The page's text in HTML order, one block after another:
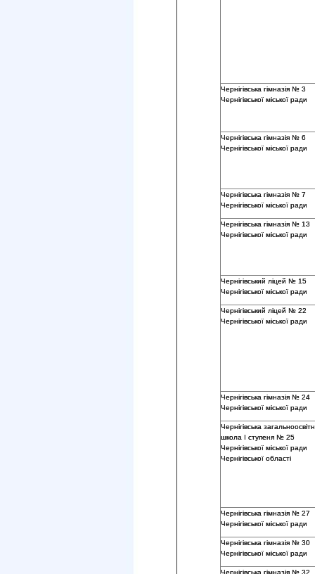
Чернігівська гімназія № 3
Чернігівської міської ради
Чернігівська гімназія № 6
Чернігівської міської ради
Чернігівська гімназія № 7
Чернігівської міської ради
Чернігівська гімназія № 13
Чернігівської міської ради
Чернігівський ліцей № 15
Чернігівської міської ради
Чернігівський ліцей № 22
Чернігівської міської ради
Чернігівська гімназія № 24
Чернігівської міської ради
Чернігівська
школа І ступеня № 25
Чернігівської міської ради
Чернігівської області
Чернігівська гімназія № 27
Чернігівської міської ради
Чернігівська гімназія № 30
Чернігівської міської ради
Чернігівська гімназія № 32